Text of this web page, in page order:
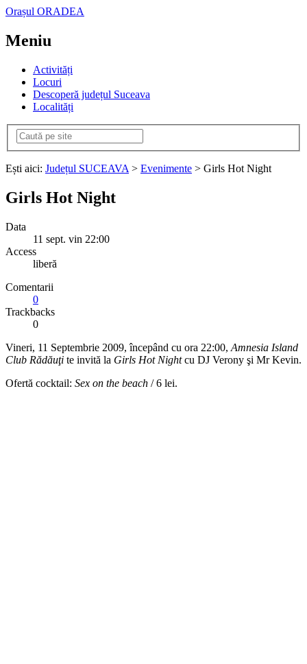
Orașul ORADEA
Meniu
Activități
Locuri
Descoperă județul Suceava
Localități
Ești aici: Județul SUCEAVA> Evenimente > Girls Hot Night
Girls Hot Night
Data
11 sept. vin 22:00
Access
liberă
Comentarii
0
Trackbacks
0
Vineri, 11 Septembrie 2009, începând cu ora 22:00, Amnesia Island
Club Rădăuţi te invită la Girls Hot Nightcu DJ Verony şi Mr Kevin.
Ofertă cocktail: Sex on the beach / 6 lei.